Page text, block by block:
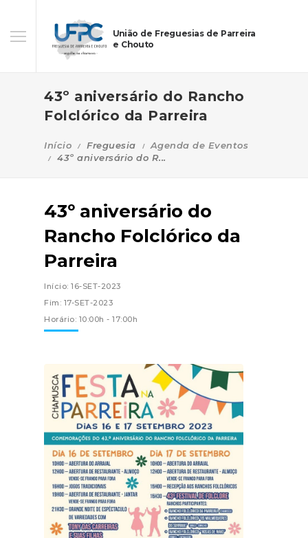
União de Freguesias de Parreira
e Chouto
43º aniversário do Rancho
Folclórico da Parreira
Início Freguesia
Agenda de Eventos
43º aniversário do R...
43º aniversário do
Rancho Folclórico da
Parreira
Início: 16-SET-2023
Fim: 17-SET-2023
Horário: 10:00h - 17:00h